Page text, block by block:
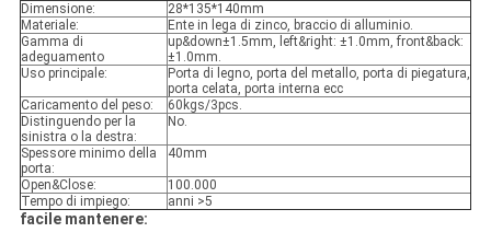
Dimensione:
28*135*140mm
Materiale:
Ente in lega di zinco, braccio di alluminio.
Gamma di
adeguamento
up&down±1.5mm, left&right: ±1.0mm, front&back:
±1.0mm.
Uso principale:
Porta di legno, porta del metallo, porta di piegatura,
porta celata, porta interna ecc
Caricamento del peso:
60kgs/3pcs.
Distinguendo per la
sinistra o la destra:
No.
Spessore minimo della
porta:
40mm
Open&Close:
100.000
Tempo di impiego:
anni >5
facile mantenere: